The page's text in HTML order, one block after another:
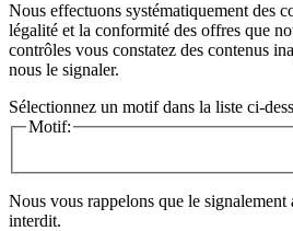
Nous effectuons systématiquement des
légalité et la conformité des offres que
contrôles vous constatez des contenus
nous le signaler.
Sélectionnez un motif dans la liste ci-
Motif:
Nous vous rappelons que le signalement
interdit.